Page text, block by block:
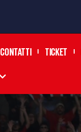
CONTATTI TICKET